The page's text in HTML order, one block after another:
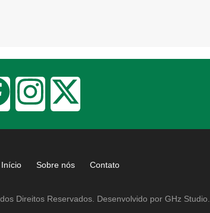
Início Sobre nós Contato
Direitos Reservados. Desenvolvido por GHz Studio.